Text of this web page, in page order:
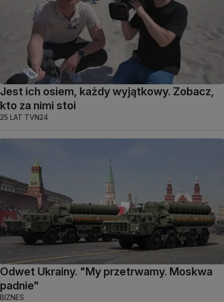
Jest ich osiem, każdy wyjątkowy. Zobacz,
kto za nimi stoi
25 LAT TVN24
Odwet Ukrainy. "My przetrwamy. Moskwa
padnie"
BIZNES